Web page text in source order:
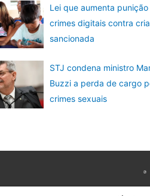
Lei que aumenta punição
crimes digitais contra
sancionada
STJ condena ministro
Buzzi a perda de cargo
crimes sexuais